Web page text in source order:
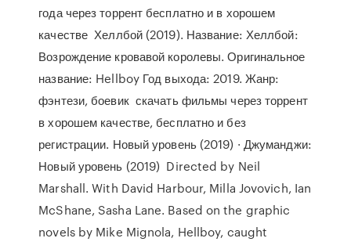
года через торрент бесплатно и в хорошем
качестве Хеллбой (2019). Название: Хеллбой:
Возрождение кровавой королевы. Оригинальное
название: Hellboy Год выхода: 2019. Жанр:
фэнтези, боевик скачать фильмы через торрент
в хорошем качестве, бесплатно и без
регистрации. Новый уровень (2019) · Джуманджи:
Новый уровень (2019) Directed by Neil
Marshall. With David Harbour, Milla Jovovich, Ian
McShane, Sasha Lane. Based on the graphic
novels by Mike Mignola, Hellboy, caught